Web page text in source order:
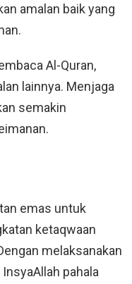
amalan baik yang
Al-Quran,
lainnya. Menjaga
semakin
emas untuk
ketaqwaan
melaksanakan
pahala